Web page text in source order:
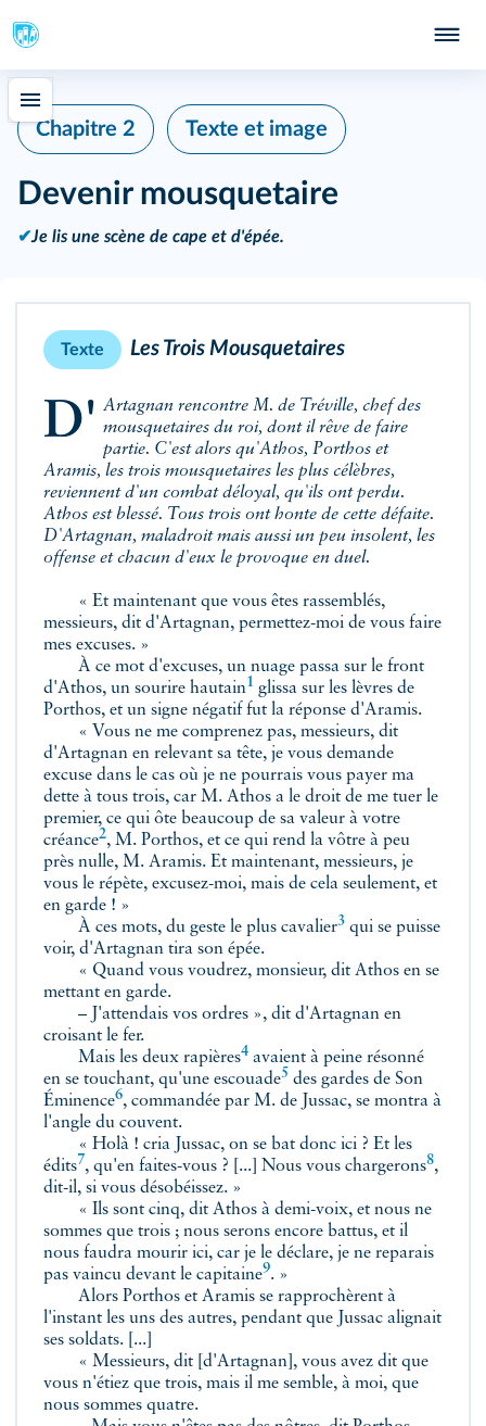
Chapitre 2 Texte et image
Devenir mousquetaire
✔Je lis une scène de cape et d'épée.
Texte Les Trois Mousquetaires
D'Artagnan rencontre M. de Tréville, chef des mousquetaires du roi, dont il rêve de faire
partie. C'est alors qu'Athos, Porthos et
Aramis, les trois mousquetaires les plus célèbres,
reviennent d'un combat déloyal, qu'ils ont perdu.
Athos est blessé. Tous trois ont honte de cette défaite.
D'Artagnan, maladroit mais aussi un peu insolent, les
offense et chacun d'eux le provoque en duel.
« Et maintenant que vous êtes rassemblés,
messieurs, dit d'Artagnan, permettez-moi de vous faire
mes excuses. »
À ce mot d'excuses, un nuage passa sur le front
d'Athos, un sourire hautain1 glissa sur les lèvres de
Porthos, et un signe négatif fut la réponse d'Aramis.
« Vous ne me comprenez pas, messieurs, dit
d'Artagnan en relevant sa tête, je vous demande
excuse dans le cas où je ne pourrais vous payer ma
dette à tous trois, car M. Athos a le droit de me tuer le
premier, ce qui ôte beaucoup de sa valeur à votre
créance2, M. Porthos, et ce qui rend la vôtre à peu
près nulle, M. Aramis. Et maintenant, messieurs, je
vous le répète, excusez-moi, mais de cela seulement, et
en garde ! »
À ces mots, du geste le plus cavalier3 qui se puisse
voir, d'Artagnan tira son épée.
« Quand vous voudrez, monsieur, dit Athos en se
mettant en garde.
– J'attendais vos ordres », dit d'Artagnan en
croisant le fer.
Mais les deux rapières4 avaient à peine résonné
en se touchant, qu'une escouade5 des gardes de Son
Éminence6, commandée par M. de Jussac, se montra à
l'angle du couvent.
« Holà ! cria Jussac, on se bat donc ici ? Et les
édits7, qu'en faites-vous ? [...] Nous vous chargerons8,
dit-il, si vous désobéissez. »
« Ils sont cinq, dit Athos à demi-voix, et nous ne
sommes que trois ; nous serons encore battus, et il
nous faudra mourir ici, car je le déclare, je ne reparais
pas vaincu devant le capitaine9. »
Alors Porthos et Aramis se rapprochèrent à
l'instant les uns des autres, pendant que Jussac alignait
ses soldats. [...]
« Messieurs, dit [d'Artagnan], vous avez dit que
vous n'étiez que trois, mais il me semble, à moi, que
nous sommes quatre.